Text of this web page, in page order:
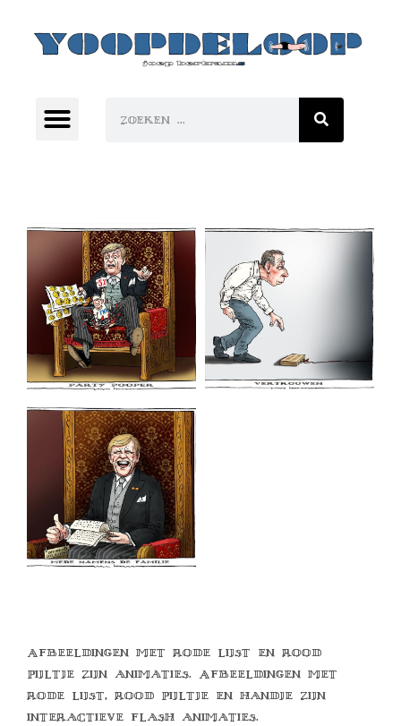
Afbeeldingen met rode lijst en rood
pijltje zijn animaties. Afbeeldingen met
rode lijst, rood pijltje en handje zijn
interactieve flash animaties.